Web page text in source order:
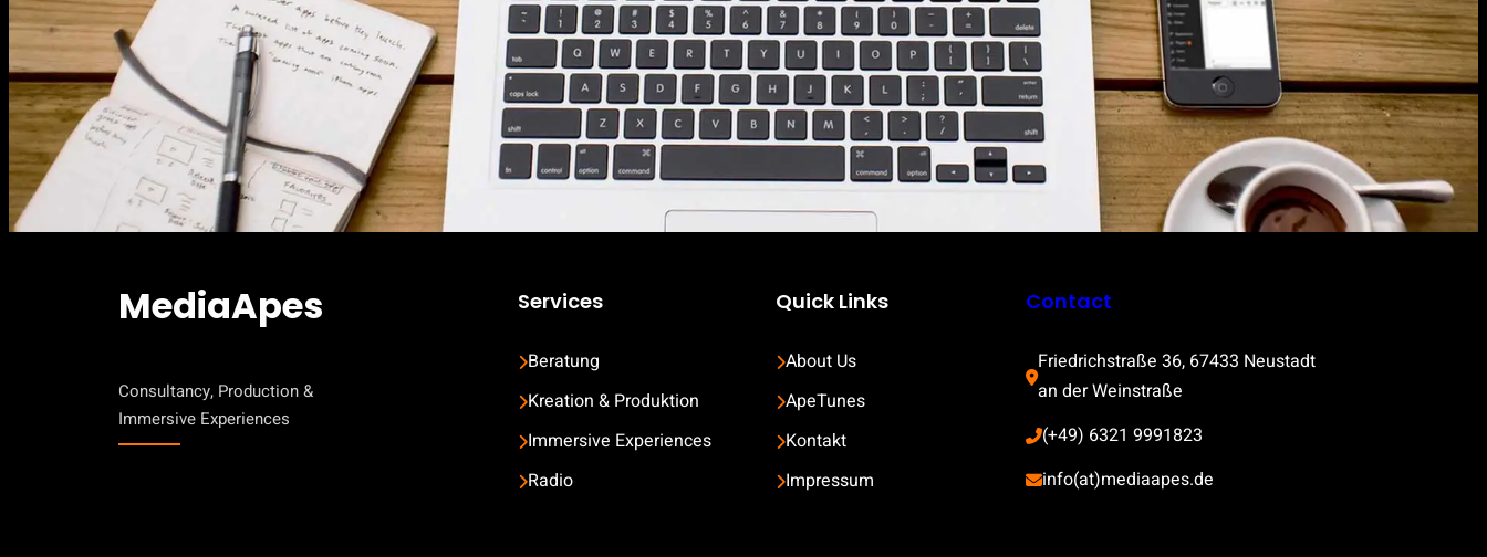
MediaApes
Consultancy, Production &
Immersive Experiences
Services
Beratung
Kreation & Produktion
Immersive Experiences
Radio
Quick Links
About Us
ApeTunes
Kontakt
Impressum
Contact
Friedrichstraße 36, 67433 Neustadt
an der Weinstraße
(+49) 6321 9991823
info(at)mediaapes.de